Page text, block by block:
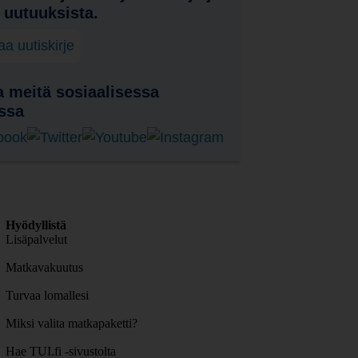
uutiskirje
meitä sosiaalisessa
Hyödyllistä
Lisäpalvelut
Matkavakuutus
Turvaa lomallesi
Miksi valita matkapaketti?
Hae TUI.fi -sivustolta